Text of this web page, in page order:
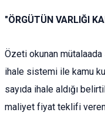
"ÖRGÜTÜN VARLIĞI
Özeti okunan mütalaada
ihale sistemi ile kamu
sayıda ihale aldığı
maliyet fiyat teklifi